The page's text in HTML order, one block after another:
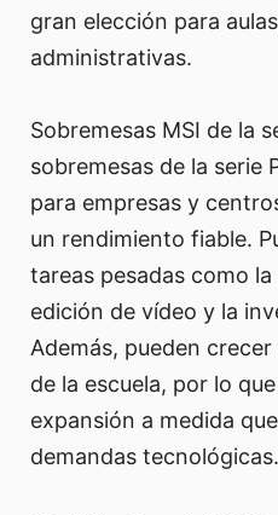
gran elección para
administrativas.
Sobremesas MSI de la
sobremesas de la serie
para empresas y
un rendimiento fiable.
tareas pesadas como
edición de vídeo y la
Además, pueden
de la escuela, por lo
expansión a medida
demandas tecnológicas.